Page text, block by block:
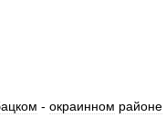
- окраинном районе